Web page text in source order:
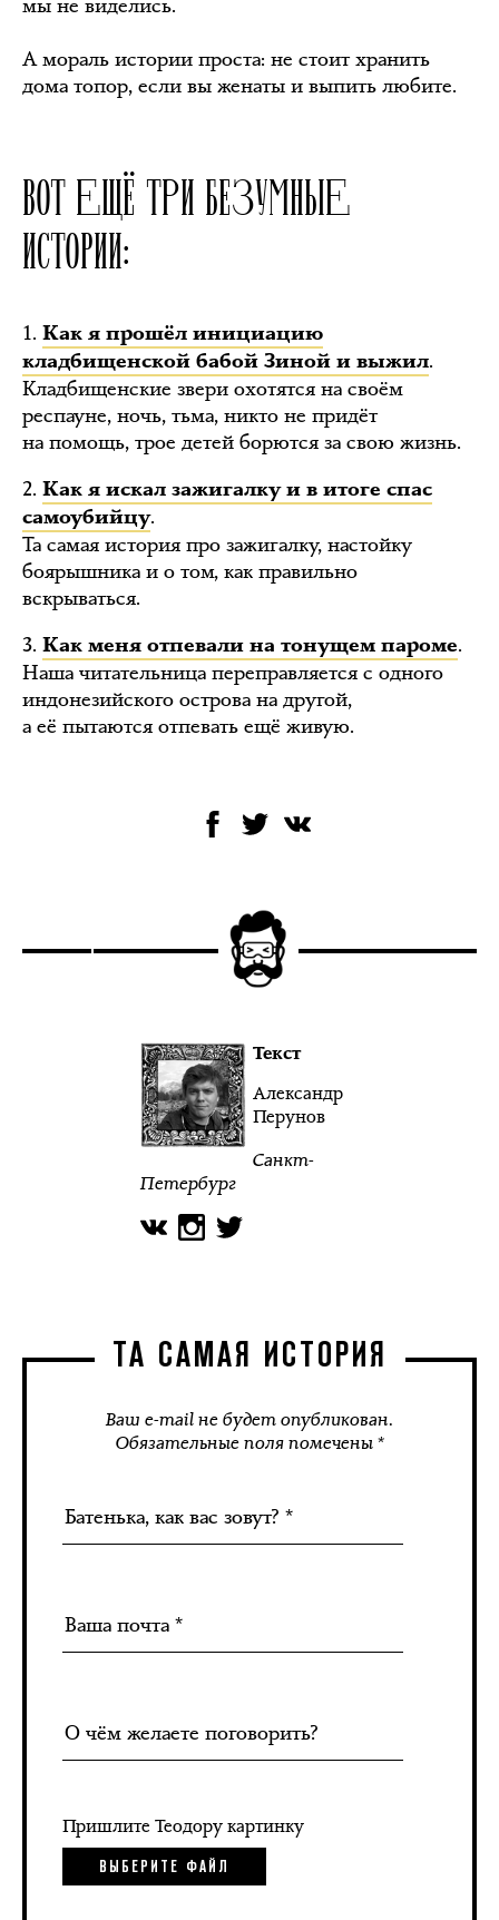
мы не виделись.
А мораль истории проста: не стоит хранить
дома топор, если вы женаты и выпить любите.
ВОТ ЕЩЁ ТРИ БЕЗУМНЫЕ
ИСТОРИИ:
1. Как я прошёл инициацию
кладбищенской бабой Зиной и выжил.
Кладбищенские звери охотятся на своём
респауне, ночь, тьма, никто не придёт
на помощь, трое детей борются за свою жизнь.
2. Как я искал зажигалку и в итоге спас
самоубийцу.
Та самая история про зажигалку, настойку
боярышника и о том, как правильно
вскрываться.
3. Как меня отпевали на тонущем пароме.
Наша читательница переправляется с одного
индонезийского острова на другой,
а её пытаются отпевать ещё живую.
Текст
Александр
Перунов
Санкт-
Петербург
ТА САМАЯ ИСТОРИЯ
Ваш e-mail не будет опубликован.
Обязательные поля помечены *
Пришлите Теодору картинку
ВЫБЕРИТЕ ФАЙЛ